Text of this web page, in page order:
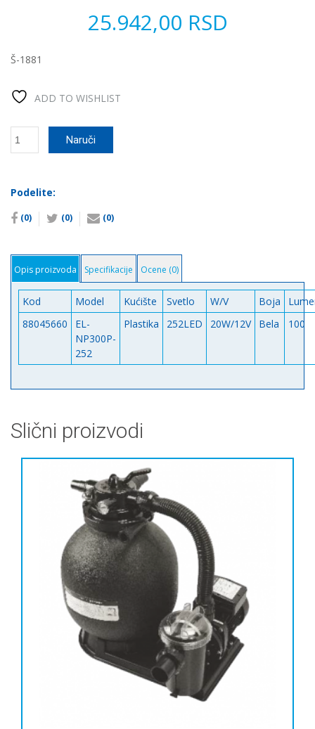
25.942,00 RSD
Š-1881
ADD TO WISHLIST
Reflektor
tanak
sa
Emaux
количина
Naruči
Podelite:
(0) (0) (0)
Opis proizvoda Specifikacije Ocene (0)
Kod Model Kućište Svetlo W/V Boja
88045660
EL-
NP300P-
252
Plastika 252LED 20W/12V Bela 100
Slični proizvodi